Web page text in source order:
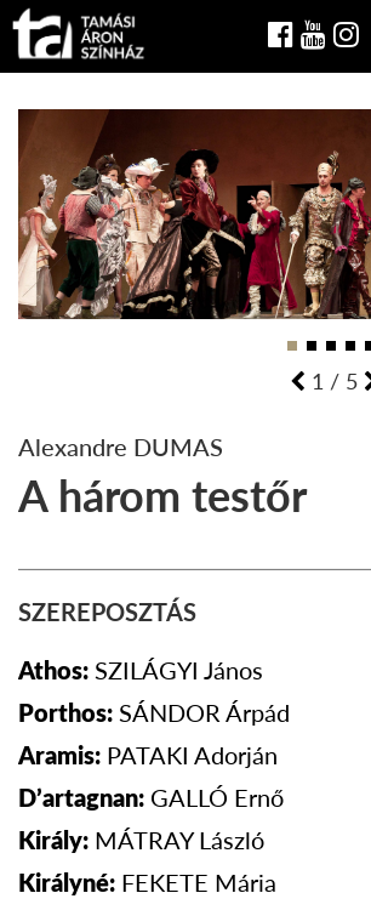
1 / 5
Alexandre DUMAS
A három testőr
SZEREPOSZTÁS
Athos: SZILÁGYI János
Porthos: SÁNDOR Árpád
Aramis: PATAKI Adorján
D’artagnan: GALLÓ Ernő
Király: MÁTRAYLászló
Királyné: FEKETE Mária